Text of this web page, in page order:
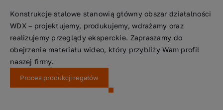
Konstrukcje stalowe stanowią główny obszar działalności
WDX – projektujemy, produkujemy, wdrażamy oraz
realizujemy przeglądy eksperckie. Zapraszamy do
obejrzenia materiału wideo, który przybliży Wam profil
naszej firmy.
Proces produkcji regałów